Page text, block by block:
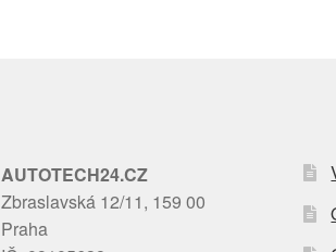
AUTOTECH24.CZ
Zbraslavská 12/11, 159 00
Praha